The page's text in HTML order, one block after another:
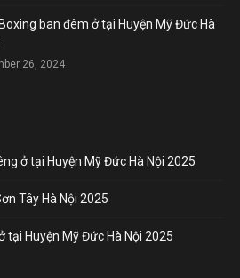
ban đêm ở tại Huyện Mỹ Đức Hà
26, 2024
ở tại Huyện Mỹ Đức Hà Nội 2025
Tây Hà Nội 2025
tại Huyện Mỹ Đức Hà Nội 2025